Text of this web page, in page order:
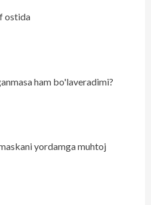
ostida
ham bo'laveradimi?
yordamga muhtoj